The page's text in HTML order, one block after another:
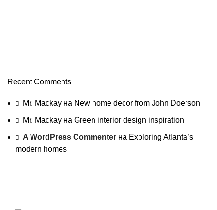
Recent Comments
Mr. Mackay на New home decor from John Doerson
Mr. Mackay на Green interior design inspiration
A WordPress Commenter на Exploring Atlanta’s
modern homes